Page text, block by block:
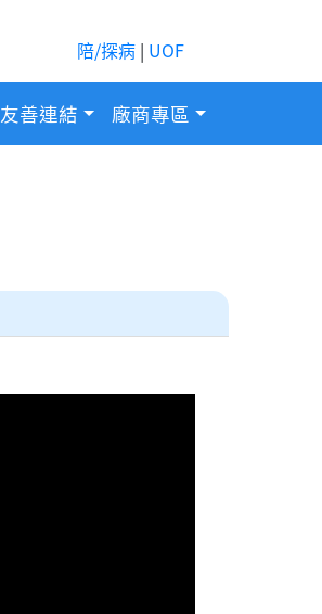
陪/探病 | UOF
友善連結 廠商專區